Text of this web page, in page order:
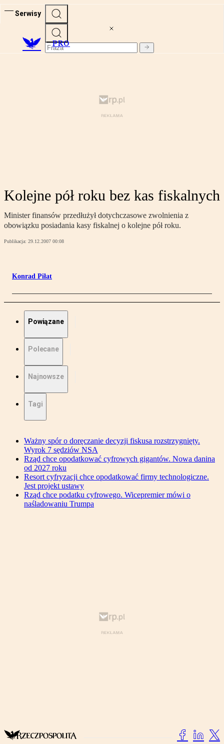
Serwisy
PRO
Kolejne pół roku bez kas fiskalnych
Minister finansów przedłużył dotychczasowe zwolnienia z
obowiązku posiadania kasy fiskalnej o kolejne pół roku.
Publikacja: 29.12.2007 00:08
Konrad Piłat
Powiązane
Polecane
Najnowsze
Tagi
Ważny spór o doręczanie decyzji fiskusa rozstrzygnięty.
Wyrok 7 sędziów NSA
Rząd chce opodatkować cyfrowych gigantów. Nowa danina
od 2027 roku
Resort cyfryzacji chce opodatkować firmy technologiczne.
Jest projekt ustawy
Rząd chce podatku cyfrowego. Wicepremier mówi o
naśladowaniu Trumpa